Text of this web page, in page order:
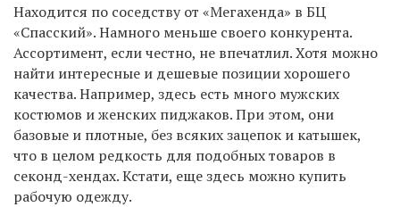
Находится по соседству от «Мегахенда» в БЦ
«Спасский». Намного меньше своего конкурента.
Ассортимент, если честно, не впечатлил. Хотя можно
найти интересные и дешевые позиции хорошего
качества. Например, здесь есть много мужских
костюмов и женских пиджаков. При этом, они
базовые и плотные, без всяких зацепок и катышек,
что в целом редкость для подобных товаров в
секонд-хендах. Кстати, еще здесь можно купить
рабочую одежду.